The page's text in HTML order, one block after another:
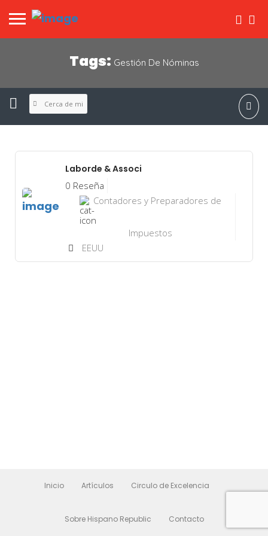
Tags: Gestión De Nóminas
Cerca de mi
Laborde & Associ
0 Reseña
Contadores y Preparadores de
Impuestos
EEUU
Inicio Artículos Circulo de Excelencia
Sobre Hispano Republic Contacto